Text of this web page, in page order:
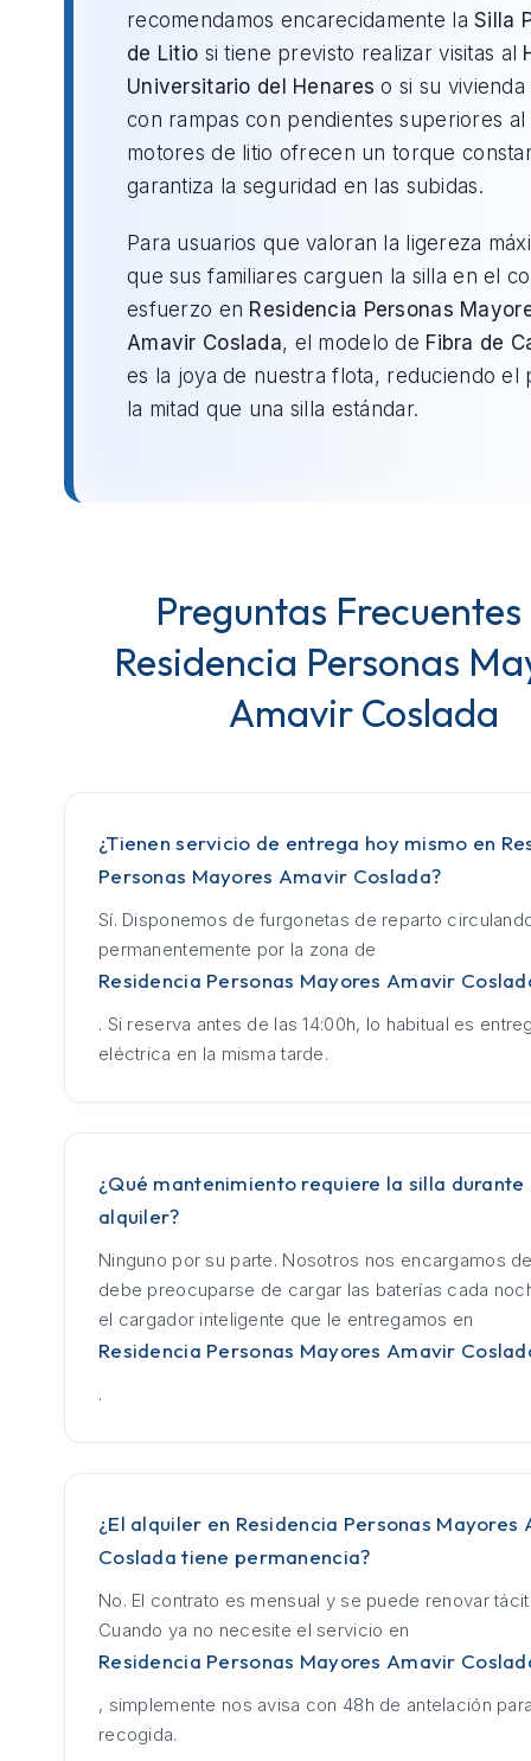
recomendamos encarecidamente laSilla
de Litio si tiene previsto realizar visitas al
Universitario del Henares o si su
con rampas con pendientes superiores al
motores de litio ofrecen un torque
garantiza la seguridad en las subidas.
Para usuarios que valoran la ligereza
que sus familiares carguen la silla en el
esfuerzo en Residencia Personas
Amavir Coslada, el modelo de Fibra de
es la joya de nuestra flota, reduciendo el
la mitad que una silla estándar.
Preguntas Frecuentes
Residencia Personas
Amavir Coslada
¿Tienen servicio de entrega hoy mismo en
Personas Mayores Amavir Coslada?
Sí. Disponemos de furgonetas de reparto
permanentemente por la zona de
Residencia Personas Mayores Amavir
. Si reserva antes de las 14:00h, lo habitual es
eléctrica en la misma tarde.
¿Qué mantenimiento requiere la silla durante
alquiler?
Ninguno por su parte. Nosotros nos encargamos
debe preocuparse de cargar las baterías cada
el cargador inteligente que le entregamos en
Residencia Personas Mayores Amavir
.
¿El alquiler en Residencia Personas Mayores
Coslada tiene permanencia?
No. El contrato es mensual y se puede renovar
Cuando ya no necesite el servicio en
Residencia Personas Mayores Amavir
, simplemente nos avisa con 48h de antelación
recogida.